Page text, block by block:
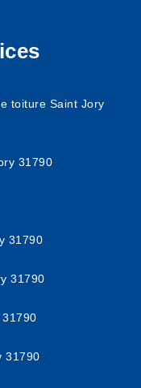
toiture Saint Jory
31790
31790
31790
31790